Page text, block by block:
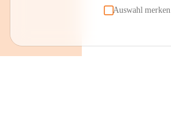
Auswahl merken